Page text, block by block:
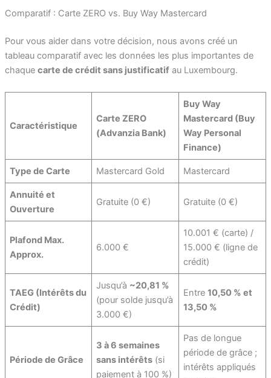
Comparatif : Carte ZERO vs. Buy Way Mastercard
Pour vous aider dans votre décision, nous avons créé un
tableau comparatif avec les données les plus importantes de
chaque carte de crédit sans justificatifau Luxembourg.
Caractéristique
Carte ZERO
(Advanzia Bank)
Buy Way
Mastercard (Buy
Way Personal
Finance)
Type de Carte Mastercard Gold Mastercard
Annuité et
Ouverture
Gratuite (0 €) Gratuite (0 €)
Plafond Max.
Approx.
6.000 €
10.001 € (carte) /
15.000 € (ligne de
crédit)
TAEG (Intérêts du
Crédit)
Jusqu’à ~20,81 %
(pour solde jusqu’à
3.000 €)
Entre10,50 % et
13,50 %
Période de Grâce
3 à 6 semaines
sans intérêts (si
paiement à 100 %)
Pas de longue
période de grâce ;
intérêts appliqués